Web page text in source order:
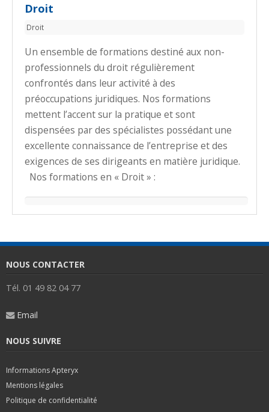
Droit
Droit
Un ensemble de formations destiné aux non-
professionnels du droit régulièrement
confrontés dans leur activité à des
préoccupations juridiques. Nos formations
mettent l’accent sur la pratique et sont
dispensées par des spécialistes possédant une
excellente connaissance de l’entreprise et des
exigences de ses dirigeants en matière juridique.
Nos formations en « Droit » :
NOUS CONTACTER
Tél. 01 49 82 04 77
Email
NOUS SUIVRE
Informations Apteryx
Mentions légales
Politique de confidentialité